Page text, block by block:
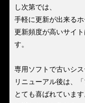
し次第では、
手軽に更新が出来る
更新頻度が高いサイ
す。
専用ソフトで古いシ
リニューアル後は、
とても喜ばれています